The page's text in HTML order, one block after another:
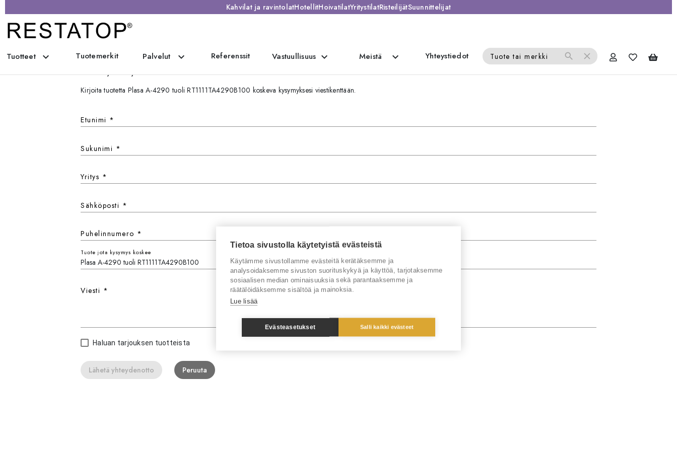
Kahvilat ja ravintolatHotellitHoivatilatYritystilatRisteilijätSuunnittelijat
Tuotteet expand_more Tuotemerkit Palvelut expand_more Referenssit Vastuullisuus expand_more Meistä expand_more Yhteystiedot Tuote tai merkki search close
Kirjoita tuotetta Plasa A-4290 tuoli RT1111TA4290B100 koskeva kysymyksesi viestikenttään.
Etunimi *
Sukunimi *
Yritys *
Sähköposti *
Puhelinnumero *
Tuote jota kysymys koskee
Viesti *
Haluan tarjouksen tuotteista
Lähetä yhteydenotto Peruuta
Tietoa sivustolla käytetyistä evästeistä
Käytämme sivustollamme evästeitä kerätäksemme ja
analysoidaksemme sivuston suorituskykyä ja käyttöä, tarjotaksemme
sosiaalisen median ominaisuuksia sekä parantaaksemme ja
räätälöidäksemme sisältöä ja mainoksia.
Lue lisää
Evästeasetukset Salli kaikki evästeet